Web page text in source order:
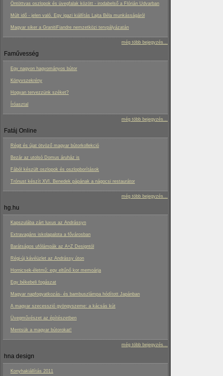
Öntöttvas oszlopok és üvegfalak között - irodabelső a Flórián Udvarban
Múlt idő - jelen való. Egy igazi kiállítás Lajta Béla munkásságáról
Magyar siker a GranitiFiandre nemzetközi tervpályázatán
még több bejegyzés...
Faművesség
Egy nagyon hagyományos bútor
Könyvszekrény
Hogyan tervezzünk széket?
Íróasztal
még több bejegyzés...
Fatáj Online
Régit és újat ötvöző magyar bútorkollekció
Bezár az utolsó Domus áruház is
Fából készült oszlopok és oszlopborítások
Trónust készít XVI. Benedek pápának a nágocsi restaurátor
még több bejegyzés...
hg.hu
Kapszulába zárt luxus az Andrássyn
Extravagáns iskolapalota a fővárosban
Barátságos ufólámpák az A+Z Designtól
Régi-új kávéüzlet az Andrássy úton
Hornicsek-életmű: egy eltűnő kor memoárja
Egy békebeli fogászat
Magyar napfogyatkozás- és bambuszlámpa hódított Japánban
A magyar szecesszió gyöngyszeme: a kácsás kút
Üvegművészet az építészetben
Mentsük a magyar bútorokat!
még több bejegyzés...
hna design
Konyhakiállítás 2011